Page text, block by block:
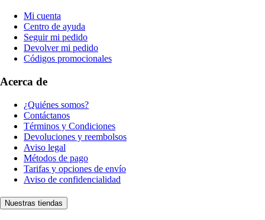
Mi cuenta
Centro de ayuda
Seguir mi pedido
Devolver mi pedido
Códigos promocionales
Acerca de
¿Quiénes somos?
Contáctanos
Términos y Condiciones
Devoluciones y reembolsos
Aviso legal
Métodos de pago
Tarifas y opciones de envío
Aviso de confidencialidad
Nuestras tiendas